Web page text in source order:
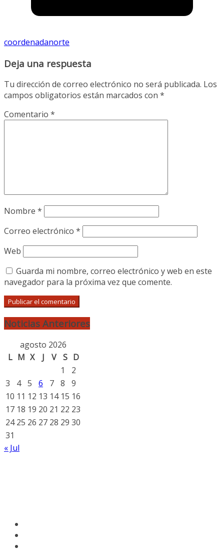
coordenadanorte
Deja una respuesta
Tu dirección de correo electrónico no será publicada. Los
campos obligatorios están marcados con *
Comentario *
Nombre *
Correo electrónico *
Web
Guarda mi nombre, correo electrónico y web en este
navegador para la próxima vez que comente.
Noticias Anteriores
agosto 2026
L M X J V S D
1
2
3
4 5 6 7 8
9
10 11 12 13 14 15 16
17 18 19 20 21 22 23
24 25 26 27 28 29 30
31
« Jul